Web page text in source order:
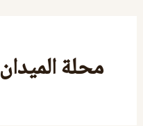
محلة الميدان